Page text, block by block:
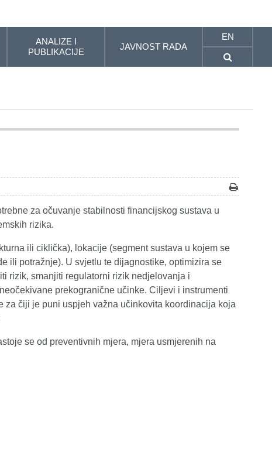
ANALIZE I
PUBLIKACIJE
JAVNOST RADA
EN
za očuvanje stabilnosti financijskog sustava u
rizika.
ili ciklička), lokacije (segment sustava u kojem se
ili potražnje). U svjetlu te dijagnostike, optimizira se
rizik, smanjiti regulatorni rizik nedjelovanja i
prekogranične učinke. Ciljevi i instrumenti
čiji je puni uspjeh važna učinkovita koordinacija koja
se od preventivnih mjera, mjera usmjerenih na